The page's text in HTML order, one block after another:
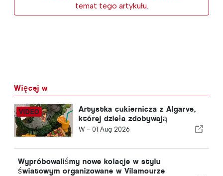
temat tego artykułu.
Więcej w
Artystka cukiernicza z Algarve,
której dzieła zdobywają
międzynarodowe nagrody
W - 01 Aug 2026
Wypróbowaliśmy nowe kolacje w stylu
światowym organizowane w Vilamourze